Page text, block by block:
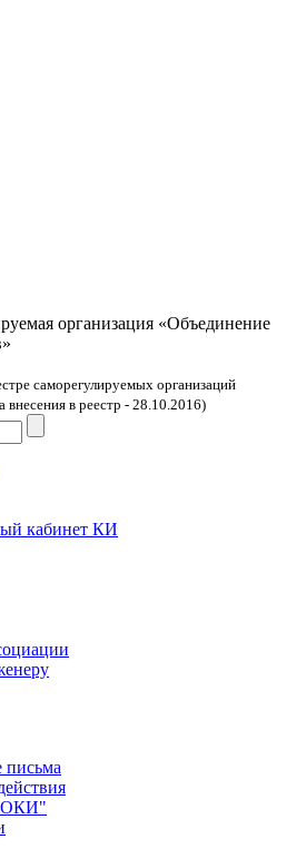
организация «Объединение
саморегулируемых организаций
внесения в реестр - 28.10.2016)
кабинет КИ
письма
ОКИ"